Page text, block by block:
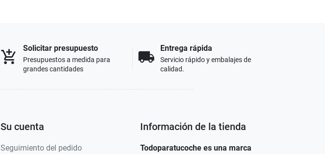
add_shopping_cart
Solicitar presupuesto
Presupuestos a medida para
grandes cantidades
local_shipping
Entrega rápida
Servicio rápido y embalajes de
calidad.
Su cuenta
Seguimiento del pedido
Información de la tienda
Todoparatucoche es una marca